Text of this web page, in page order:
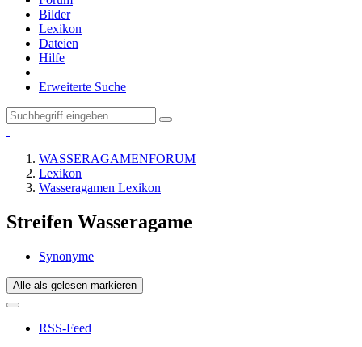
Bilder
Lexikon
Dateien
Hilfe
Erweiterte Suche
WASSERAGAMENFORUM
Lexikon
Wasseragamen Lexikon
Streifen Wasseragame
Synonyme
Alle als gelesen markieren
RSS-Feed